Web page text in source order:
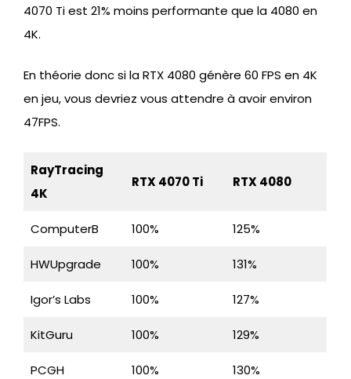
4070 Ti est 21% moins performante que la 4080 en
4K.
En théorie donc si la RTX 4080 génère 60 FPS en 4K
en jeu, vous devriez vous attendre à avoir environ
47FPS.
RayTracing
4K
RTX 4070 Ti RTX 4080
ComputerB 100% 125%
HWUpgrade 100% 131%
Igor’s Labs 100% 127%
KitGuru 100% 129%
PCGH 100% 130%